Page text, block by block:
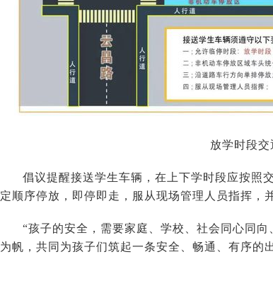
放学时段交
倡议提醒接送学生车辆，在上下学时段应按照
定顺序停放，即停即走，服从现场管理人员指挥，
“孩子的安全，需要家庭、学校、社会同心同
为帆，共同为孩子们筑起一条安全、畅通、有序的